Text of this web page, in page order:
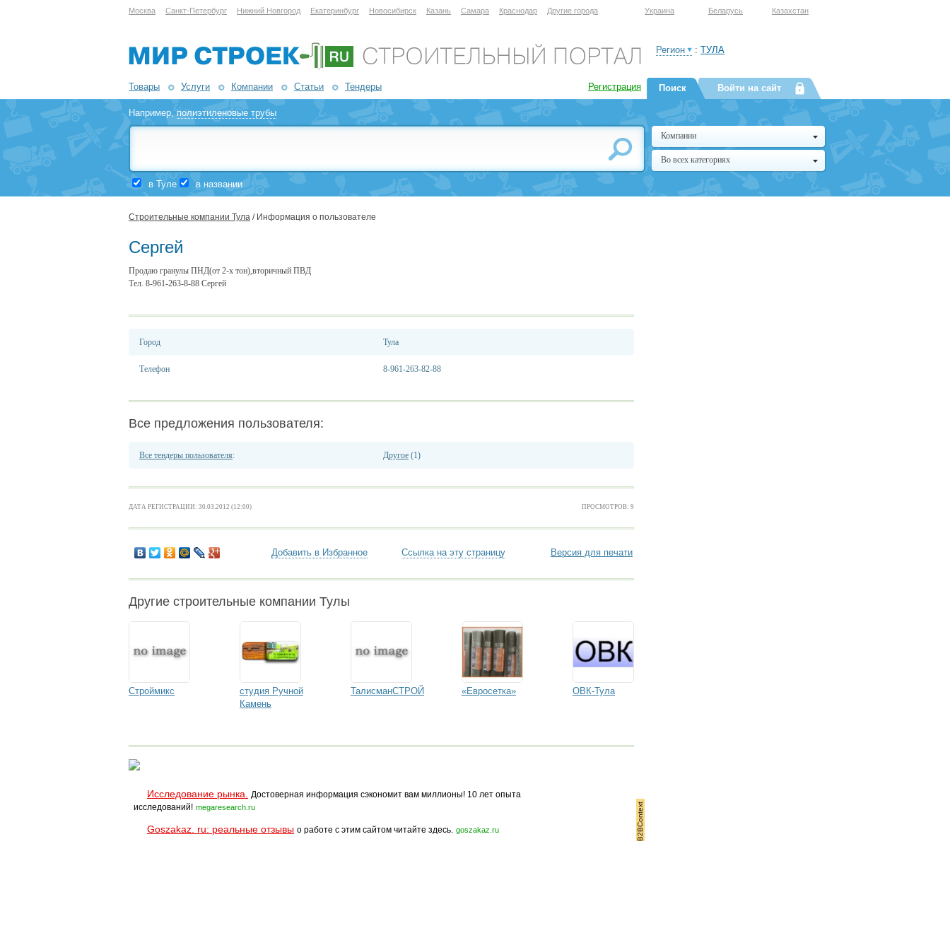
Москва Санкт-Петербург Нижний Новгород Екатеринбург Новосибирск Казань Самара Краснодар Другие города Украина Беларусь Казахстан
Товары Услуги Компании Статьи Тендеры Регистрация
Регион : ТУЛА
Например,полиэтиленовые трубы
в Туле в названии
Поиск Войти на сайт
Компании
Во всех категориях
Строительные компании Тула / Информация о пользователе
Сергей
Продаю гранулы ПНД(от 2-х тон),вторичный ПВД
Тел. 8-961-263-8-88 Сергей
Город Тула
Телефон 8-961-263-82-88
Все предложения пользователя:
Все тендеры пользователя: Другое (1)
ДАТА РЕГИСТРАЦИИ: 30.03.2012 (12:00) ПРОСМОТРОВ: 9
Добавить в Избранное Ссылка на эту страницу Версия для печати
Другие строительные компании Тулы
Строймикс
студия Ручной
Камень
ТалисманСТРОЙ «Евросетка» ОВК-Тула
Исследование рынка.
Достоверная информация сэкономит вам миллионы! 10 лет опыта
исследований! megaresearch.ru
Goszakaz. ru: реальные отзывы о работе с этим сайтом читайте здесь. goszakaz.ru